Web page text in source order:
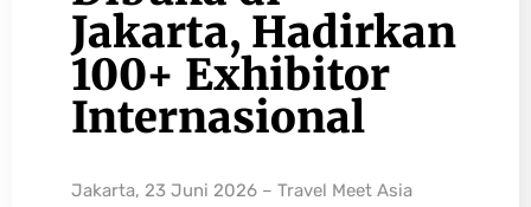
Jakarta, Hadirkan
100+ Exhibitor
Internasional
Jakarta, 23 Juni 2026 – Travel Meet Asia